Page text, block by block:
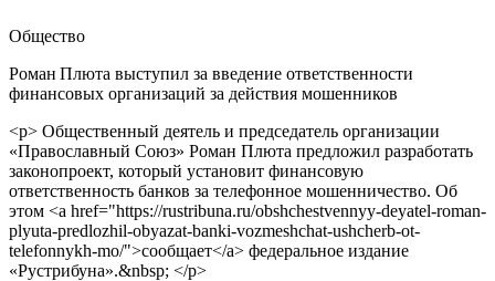
Общество
Роман Плюта выступил за введение ответственности
финансовых организаций за действия мошенников
<p> Общественный деятель и председатель организации
«Православный Союз» Роман Плюта предложил разработать
законопроект, который установит финансовую
ответственность банков за телефонное мошенничество. Об
этом <a href="https://rustribuna.ru/obshchestvennyy-deyatel-roman-
plyuta-predlozhil-obyazat-banki-vozmeshchat-ushcherb-ot-
telefonnykh-mo/">сообщает</a> федеральное издание
«Рустрибуна».&nbsp; </p>